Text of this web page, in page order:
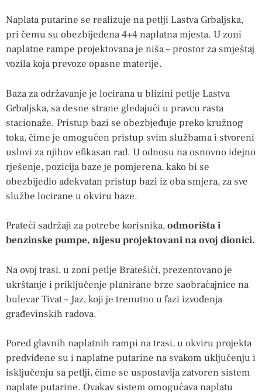
Naplata putarine se realizuje na petlji Lastva Grbaljska,
pri čemu su obezbijeđena 4+4 naplatna mjesta. U zoni
naplatne rampe projektovana je niša – prostor za smještaj
vozila koja prevoze opasne materije.
Baza za održavanje je locirana u blizini petlje Lastva
Grbaljska, sa desne strane gledajući u pravcu rasta
stacionaže. Pristup bazi se obezbjeđuje preko kružnog
toka, čime je omogućen pristup svim službama i stvoreni
uslovi za njihov efikasan rad. U odnosu na osnovno idejno
rješenje, pozicija baze je pomjerena, kako bi se
obezbijedio adekvatan pristup bazi iz oba smjera, za sve
službe locirane u okviru baze.
Prateći sadržaji za potrebe korisnika,odmorišta i
benzinske pumpe, nijesu projektovani na ovoj dionici.
Na ovoj trasi, u zoni petlje Bratešići, prezentovano je
ukrštanje i priključenje planirane brze saobraćajnice na
bulevar Tivat – Jaz, koji je trenutno u fazi izvođenja
građevinskih radova.
Pored glavnih naplatnih rampi na trasi, u okviru projekta
predviđene su i naplatne putarine na svakom uključenju i
isključenju sa petlji, čime se uspostavlja zatvoren sistem
naplate putarine. Ovakav sistem omogućava naplatu